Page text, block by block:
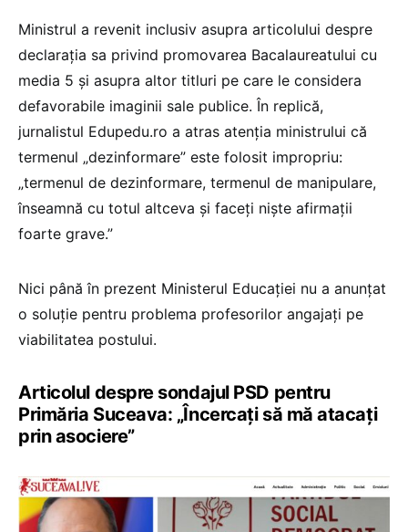
Ministrul a revenit inclusiv asupra articolului despre
declarația sa privind promovarea Bacalaureatului cu
media 5 și asupra altor titluri pe care le considera
defavorabile imaginii sale publice. În replică,
jurnalistul Edupedu.ro a atras atenția ministrului că
termenul „dezinformare” este folosit impropriu:
„termenul de dezinformare, termenul de manipulare,
înseamnă cu totul altceva și faceți niște afirmații
foarte grave.”
Nici până în prezent Ministerul Educației nu a anunțat
o soluție pentru problema profesorilor angajați pe
viabilitatea postului.
Articolul despre sondajul PSD pentru
Primăria Suceava: „Încercați să mă atacați
prin asociere”